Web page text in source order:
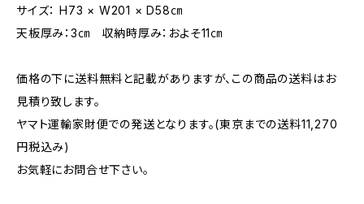
サイズ： H73 × W201 × D58㎝
天板厚み：3㎝ 収納時厚み：およそ11㎝
価格の下に送料無料と記載がありますが、この商品の送料はお
見積り致します。
ヤマト運輸家財便での発送となります。(東京までの送料11,270
円税込み)
お気軽にお問合せ下さい。